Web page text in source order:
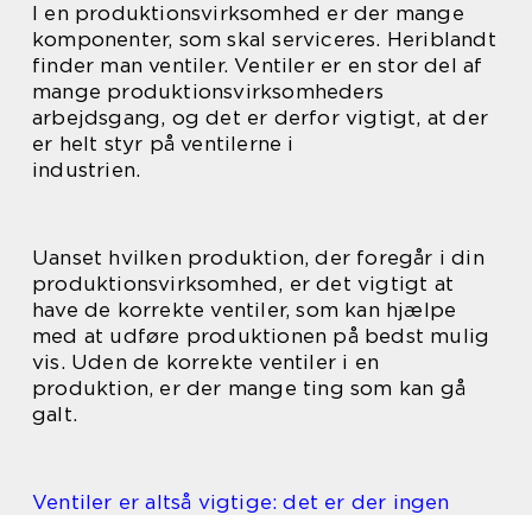
I en produktionsvirksomhed er der mange
komponenter, som skal serviceres. Heriblandt
finder man ventiler. Ventiler er en stor del af
mange produktionsvirksomheders
arbejdsgang, og det er derfor vigtigt, at der
er helt styr på ventilerne i
industrien.
Uanset hvilken produktion, der foregår i din
produktionsvirksomhed, er det vigtigt at
have de korrekte ventiler, som kan hjælpe
med at udføre produktionen på bedst mulig
vis. Uden de korrekte ventiler i en
produktion, er der mange ting som kan gå
galt.
Ventiler er altså vigtige: det er der ingen